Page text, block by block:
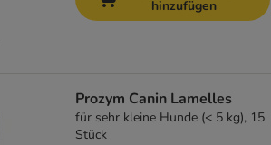
hinzufügen
Prozym Canin Lamelles
für sehr kleine Hunde (< 5 kg), 15
Stück